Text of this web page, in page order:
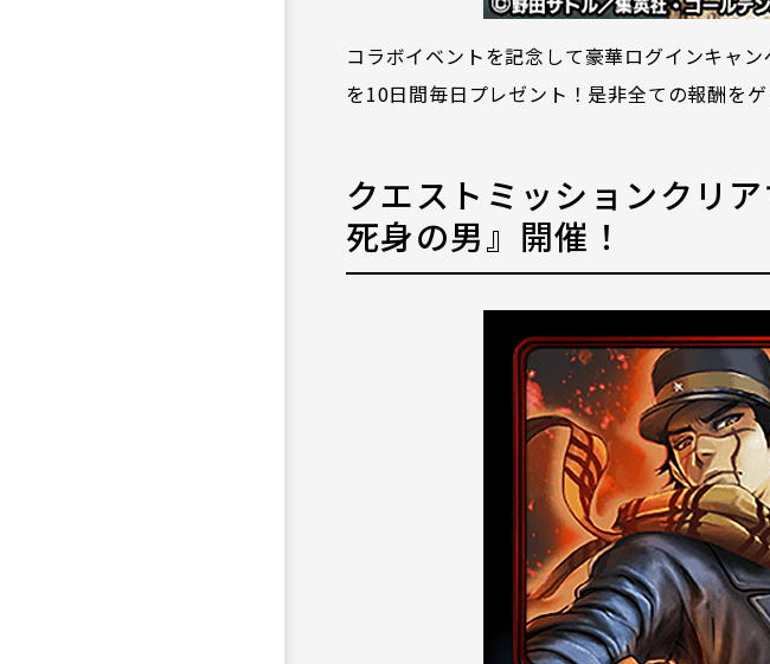
コラボイベントを記念して豪華ログインキャ
を10日間毎日プレゼント！是非全ての報酬をゲ
クエストミッションクリ
死身の男』開催！